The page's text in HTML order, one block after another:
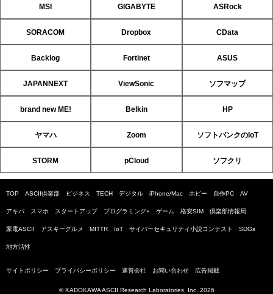
MSI GIGABYTE ASRock
SORACOM Dropbox CData
Backlog Fortinet ASUS
JAPANNEXT ViewSonic ソフマップ
brand new ME! Belkin HP
ヤマハ Zoom ソフトバンクのIoT
STORM pCloud ソフクリ
TOP ASCII倶楽部 ビジネス TECH デジタル iPhone/Mac ホビー 自作PC AV
アキバ スマホ スタートアップ プログラミング+ ゲーム 格安SIM 倶楽部情報局
家電ASCII アスキーグルメ MITTR IoT サイバーセキュリティ小説コンテスト SDGs
地方活性
サイトポリシー プライバシーポリシー 運営会社 お問い合わせ 広告掲載
© KADOKAWA ASCII Research Laboratories, Inc. 2026